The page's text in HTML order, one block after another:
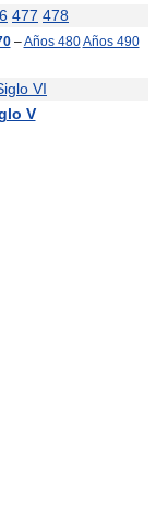
477 478
–Años 480Años 490
VI
V